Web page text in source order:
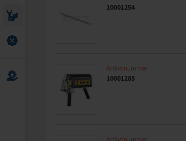
10001254
Artikelnummer
10001285